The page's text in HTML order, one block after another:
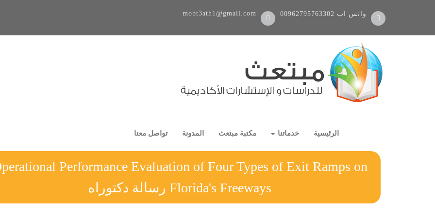
00962795763302 واتس اب mobt3ath1@gmail.com
الرئيسية خدماتنا مكتبة مبتعث المدونة تواصل معنا
Performance Evaluation of Four Types of Exit Ramps on
Florida's Freeways رسالة دكتوراه